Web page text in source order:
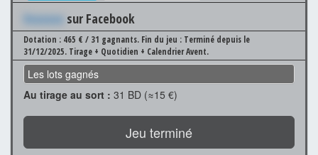
Xxxxxxx sur Facebook
Dotation : 465 € / 31 gagnants. Fin du jeu : Terminé depuis le
31/12/2025. Tirage + Quotidien + Calendrier Avent.
Les lots gagnés
Au tirage au sort : 31 BD (≈15 €)
Jeu terminé